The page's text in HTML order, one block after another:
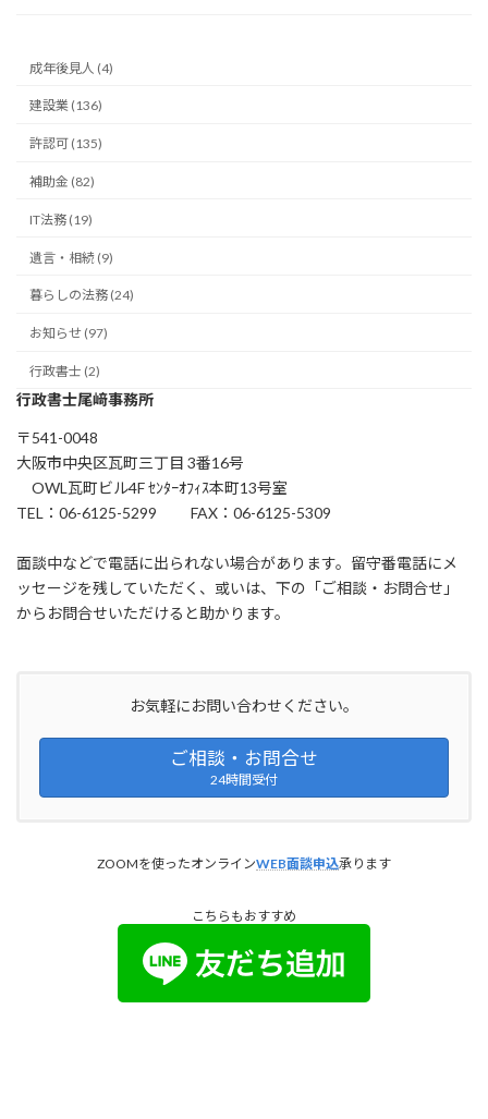
成年後見人 (4)
建設業 (136)
許認可 (135)
補助金 (82)
IT法務 (19)
遺言・相続 (9)
暮らしの法務 (24)
お知らせ (97)
行政書士 (2)
行政書士尾﨑事務所
〒541-0048
大阪市中央区瓦町三丁目 3番16号
OWL瓦町ビル4F ｾﾝﾀｰｵﾌｨｽ本町13号室
TEL：06-6125-5299 FAX：06-6125-5309
面談中などで電話に出られない場合があります。留守番電話にメ
ッセージを残していただく、或いは、下の「ご相談・お問合せ」
からお問合せいただけると助かります。
お気軽にお問い合わせください。
ご相談・お問合せ
24時間受付
ZOOMを使ったオンラインWEB面談申込承ります
こちらもおすすめ